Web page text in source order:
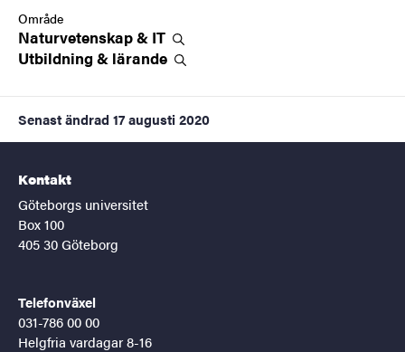
Område
Naturvetenskap & IT
Utbildning & lärande
Senast ändrad 17 augusti 2020
Kontakt
Göteborgs universitet
Box 100
405 30 Göteborg
Telefonväxel
031-786 00 00
Helgfria vardagar 8-16